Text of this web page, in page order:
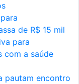
de R$ 15 mil
para
com a saúde
pautam encontro